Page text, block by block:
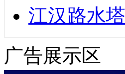
江汉路水
广告展示区